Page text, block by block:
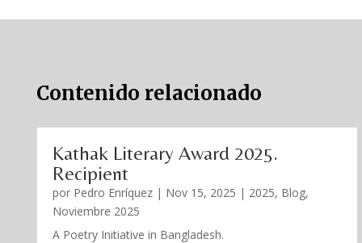
Contenido relacionado
Kathak Literary Award 2025.
Recipient
por Pedro Enríquez| Nov 15, 2025 | 2025, Blog,
Noviembre 2025
A Poetry Initiative in Bangladesh.